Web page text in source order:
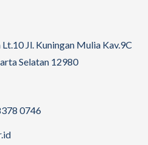
Jl. Kuningan Mulia Kav.9C
Selatan 12980
0746